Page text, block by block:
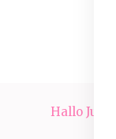
Hallo Juli!